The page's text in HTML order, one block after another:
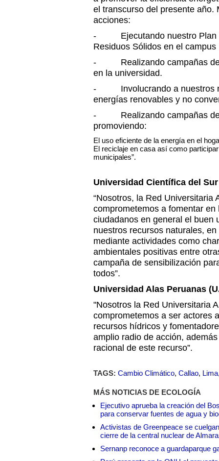
el transcurso del presente año.
acciones:
- Ejecutando nuestro Plan
Residuos Sólidos en el campus
- Realizando campañas de
en la universidad.
- Involucrando a nuestros
energías renovables y no
- Realizando campañas de
promoviendo:
El uso eficiente de la energía en el
El reciclaje en casa así como
municipales”.
Universidad Científica del Sur
“Nosotros, la Red Universitaria
comprometemos a fomentar
ciudadanos en general el buen
nuestros recursos naturales,
mediante actividades como
ambientales positivas entre
campaña de sensibilización
todos”.
Universidad Alas Peruanas
"Nosotros la Red Universitaria
comprometemos a ser actores
recursos hídricos y
amplio radio de acción,
racional de este recurso”.
TAGS: Cambio Climático, Callao, Lima
MÁS NOTICIAS DE ECOLOGÍA
Ejecutivo aprueba la creación del
para conservar fuentes de agua y
Activistas de Greenpeace se
cierre de la central nuclear de
Sernanp reconoce a guardaparque